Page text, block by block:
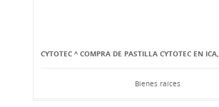
CYTOTEC ^ COMPRA DE PASTILLA CYTOTEC EN
Bienes raíces